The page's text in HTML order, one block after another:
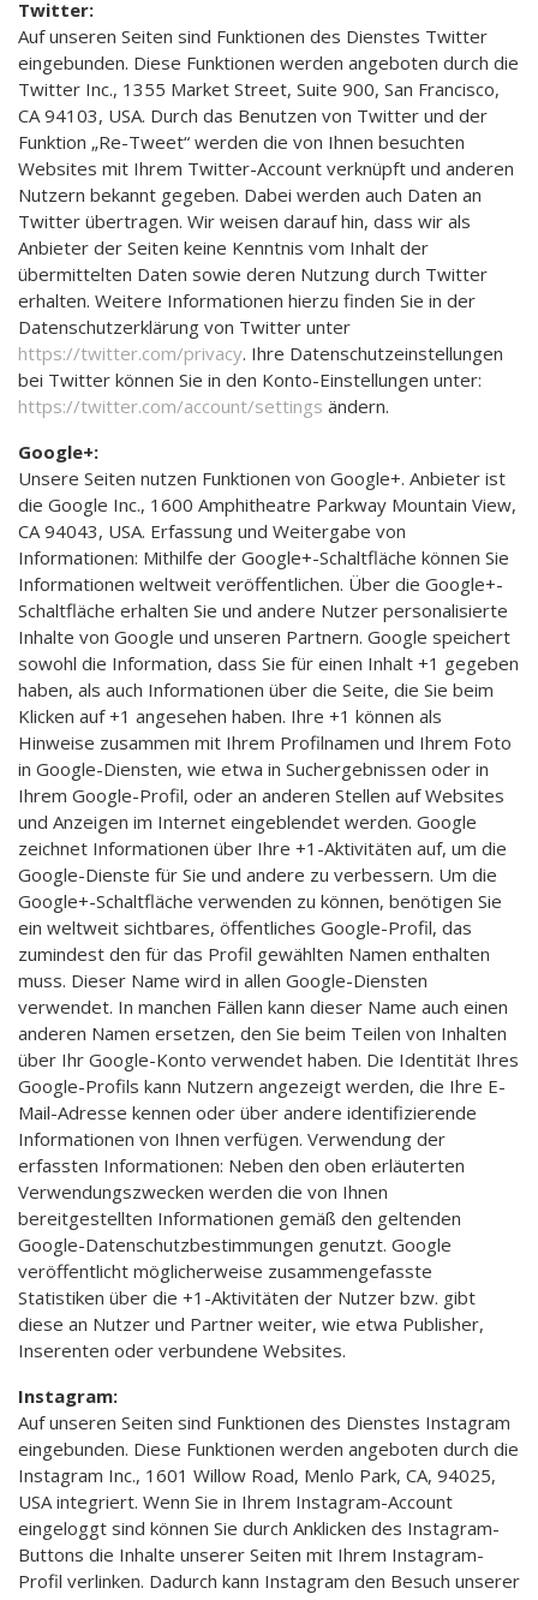
Twitter:
Auf unseren Seiten sind Funktionen des Dienstes Twitter
eingebunden. Diese Funktionen werden angeboten durch die
Twitter Inc., 1355 Market Street, Suite 900, San Francisco,
CA 94103, USA. Durch das Benutzen von Twitter und der
Funktion „Re-Tweet“ werden die von Ihnen besuchten
Websites mit Ihrem Twitter-Account verknüpft und anderen
Nutzern bekannt gegeben. Dabei werden auch Daten an
Twitter übertragen. Wir weisen darauf hin, dass wir als
Anbieter der Seiten keine Kenntnis vom Inhalt der
übermittelten Daten sowie deren Nutzung durch Twitter
erhalten. Weitere Informationen hierzu finden Sie in der
Datenschutzerklärung von Twitter unter
https://twitter.com/privacy. Ihre Datenschutzeinstellungen
bei Twitter können Sie in den Konto-Einstellungen unter:
https://twitter.com/account/settings ändern.
Google+:
Unsere Seiten nutzen Funktionen von Google+. Anbieter ist
die Google Inc., 1600 Amphitheatre Parkway Mountain View,
CA 94043, USA. Erfassung und Weitergabe von
Informationen: Mithilfe der Google+-Schaltfläche können Sie
Informationen weltweit veröffentlichen. Über die Google+-
Schaltfläche erhalten Sie und andere Nutzer personalisierte
Inhalte von Google und unseren Partnern. Google speichert
sowohl die Information, dass Sie für einen Inhalt +1 gegeben
haben, als auch Informationen über die Seite, die Sie beim
Klicken auf +1 angesehen haben. Ihre +1 können als
Hinweise zusammen mit Ihrem Profilnamen und Ihrem Foto
in Google-Diensten, wie etwa in Suchergebnissen oder in
Ihrem Google-Profil, oder an anderen Stellen auf Websites
und Anzeigen im Internet eingeblendet werden. Google
zeichnet Informationen über Ihre +1-Aktivitäten auf, um die
Google-Dienste für Sie und andere zu verbessern. Um die
Google+-Schaltfläche verwenden zu können, benötigen Sie
ein weltweit sichtbares, öffentliches Google-Profil, das
zumindest den für das Profil gewählten Namen enthalten
muss. Dieser Name wird in allen Google-Diensten
verwendet. In manchen Fällen kann dieser Name auch einen
anderen Namen ersetzen, den Sie beim Teilen von Inhalten
über Ihr Google-Konto verwendet haben. Die Identität Ihres
Google-Profils kann Nutzern angezeigt werden, die Ihre E-
Mail-Adresse kennen oder über andere identifizierende
Informationen von Ihnen verfügen. Verwendung der
erfassten Informationen: Neben den oben erläuterten
Verwendungszwecken werden die von Ihnen
bereitgestellten Informationen gemäß den geltenden
Google-Datenschutzbestimmungen genutzt. Google
veröffentlicht möglicherweise zusammengefasste
Statistiken über die +1-Aktivitäten der Nutzer bzw. gibt
diese an Nutzer und Partner weiter, wie etwa Publisher,
Inserenten oder verbundene Websites.
Instagram:
Auf unseren Seiten sind Funktionen des Dienstes Instagram
eingebunden. Diese Funktionen werden angeboten durch die
Instagram Inc., 1601 Willow Road, Menlo Park, CA, 94025,
USA integriert. Wenn Sie in Ihrem Instagram-Account
eingeloggt sind können Sie durch Anklicken des Instagram-
Buttons die Inhalte unserer Seiten mit Ihrem Instagram-
Profil verlinken. Dadurch kann Instagram den Besuch unserer